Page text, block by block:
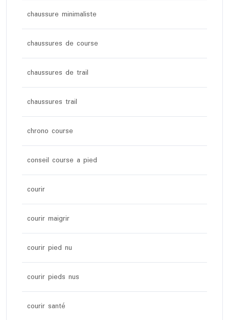
chaussure minimaliste
chaussures de course
chaussures de trail
chaussures trail
chrono course
conseil course a pied
courir
courir maigrir
courir pied nu
courir pieds nus
courir santé